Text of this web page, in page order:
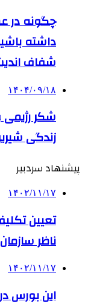
چگونه در
داشته
شفاف
۱۴۰۴/۰۹/۱۸
شکر رژیمی
زندگی
پیشنهاد سردبیر
۱۴۰۲/۱۱/۱۷
تعیین
ناظر
۱۴۰۲/۱۱/۱۷
این بورس